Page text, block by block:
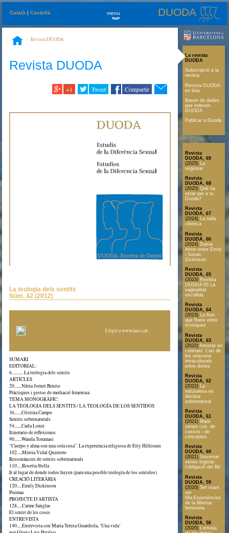
Català |Castellà DUODA
menu
»
Revista DUODA
Revista DUODA
+1 Tweet Compartir
La teologia dels sentits
Núm. 42 (2012)
Llegir a www.raco.cat.
SUMARI
EDITORIAL:
6........... La teologia dels sentits
ARTICLES
20.......Núria Jornet Benito
Pràctiques i gestos de mediació femenina
TEMA MONOGRÀFIC:
LA TEOLOGIA DELS SENTITS / LA TEOLOGÍA DE LOS SENTIDOS
36.......Cristina Campo
Sentits sobrenaturals
54.......Carla Lonzi
Itinerario de reflexiones
90.......Wanda Tommasi
“Cuerpo y alma son una sola cosa”. La experiencia religiosa de Etty Hillesum
102.....Mireia Vidal Quintero
Ressonàncies de sentits sobrenaturals
110.....Rosetta Stella
Ir al lugar de donde todos huyen (para una posible teología de los sentidos)
CREACIÓ LITERÀRIA
120.....Emily Dickinson
Poemas
PROJECTE D’ARTISTA
128.....Carme Sanglas
El sentit de les coses
ENTREVISTA
140.....Entrevista con Maria Teresa Guardiola, ‘Una vida’
La revista
DUODA
Subscripció a la
revista
Revista DUODA
en linia
Bases de dades
que indexen
DUODA
Publicar a Duoda
Revista
DUODA, 69
(2025)
La
virginitat
Revista
DUODA, 68
(2025) Què ha
estat per a tu
Duoda?
Revista
DUODA, 67
(2024) La rialla
clitòrica
Revista
DUODA, 66
(2024) Dama
Amor entre Emily
i Susan
Dickinson
Revista
DUODA, 65
(2023) Revista
DUODA 65 La
vaginalitat
escollida
Revista
DUODA, 64
(2023) La llum
que flueix entre
místiques
Revista
DUODA, 63
(2022) Amistat en
contrast. L’art de
les relacions
intraculturals
entre dones
Revista
DUODA, 62
(2022)
La
naturalesa es
declara
sobrenatural
Revista
DUODA, 61
(2021) Mare
sense coit, de
cossos i de
conceptes
Revista
DUODA, 60
(2021) Governar
sense legislar:
l’obligació del Bé
Revista
DUODA, 59
(2020) Ser mare,
ser
filla:Experiències
de la llibertat
femenina
Revista
DUODA, 58
(2020) L’enveja